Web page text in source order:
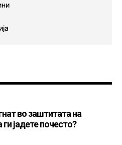
во заштитата на
јадете почесто?